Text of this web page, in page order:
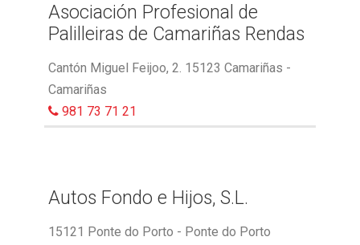
Asociación Profesional de
Palilleiras de Camariñas Rendas
Cantón Miguel Feijoo, 2. 15123 Camariñas -
Camariñas
981 73 71 21
Autos Fondo e Hijos, S.L.
15121 Ponte do Porto - Ponte do Porto